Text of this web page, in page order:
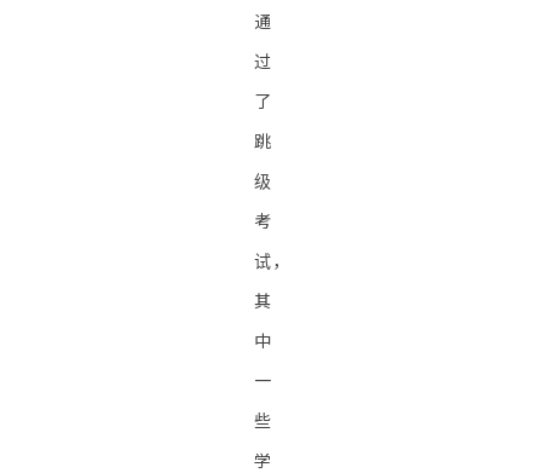
通
过
了
跳
级
考
试，
其
中
一
些
学